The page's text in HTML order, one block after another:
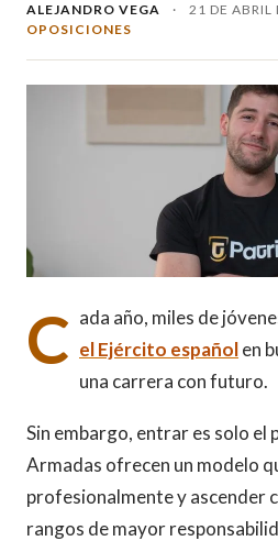
ALEJANDRO VEGA · 21 DE ABRIL
OPOSICIONES
C ada año, miles de
el Ejército españolen
una carrera con futuro.
Sin embargo, entrar es solo el
Armadas ofrecen un modelo
profesionalmente y ascender
rangos de mayor